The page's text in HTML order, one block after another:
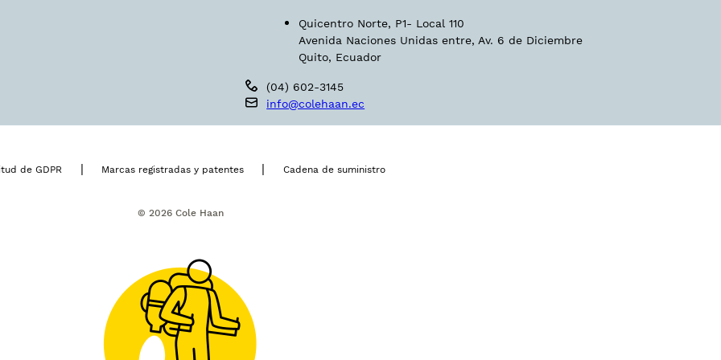
Quicentro Norte, P1- Local 110
Avenida Naciones Unidas entre, Av. 6 de Diciembre
Quito, Ecuador
(04) 602-3145
info@colehaan.ec
de GDPR | Marcas registradas y patentes | Cadena de suministro
© 2026 Cole Haan